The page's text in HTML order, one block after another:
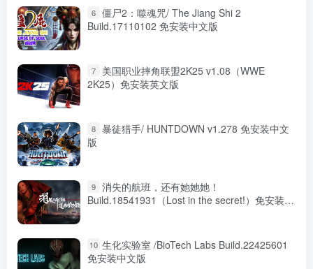
6 僵尸2：噬魂咒/ The Jiang Shi 2
Build.17110102 免安装中文版
7
美国职业摔角联盟2K25 v1.08（WWE
2K25）免安装英文版
8 暴徒猎手/ HUNTDOWN v1.278 免安装中文
版
9 消失的航班，还有她她她！
Build.18541931（Lost in the secret!）免安装中
10 生化实验室 /BioTech Labs Build.22425601
免安装中文版